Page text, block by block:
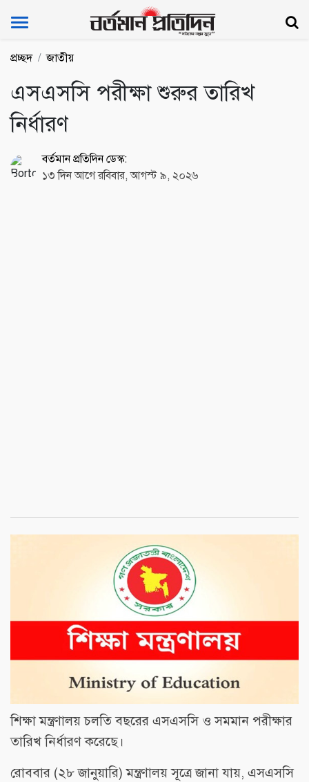
Bartoman Protidin
প্রচ্ছদ জাতীয়
এসএসসি পরীক্ষা শুরুর তারিখ
নির্ধারণ
বর্তমান প্রতিদিন ডেস্ক:
১৩ দিন আগে রবিবার, আগস্ট ৯, ২০২৬
শিক্ষা মন্ত্রণালয় চলতি বছরের এসএসসি ও সমমান পরীক্ষার
তারিখ নির্ধারণ করেছে।
রোববার (২৮ জানুয়ারি) মন্ত্রণালয় সূত্রে জানা যায়, এসএসসি